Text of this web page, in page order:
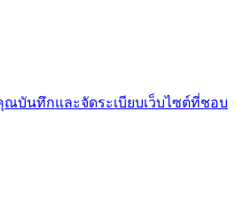
ณบันทึกและจัดระเบียบเว็บไซต์ที่ชอบ